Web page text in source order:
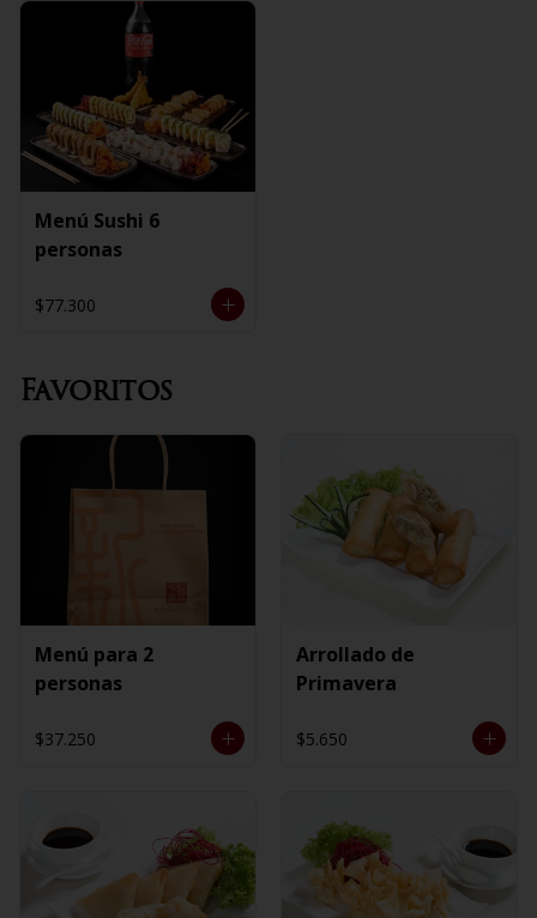
Menú Sushi 6
personas
$77.300
Favoritos
Menú para 2
personas
$37.250
Arrollado de
Primavera
$5.650